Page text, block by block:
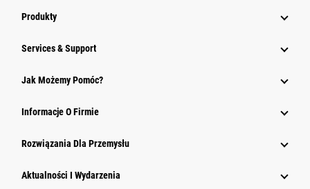
Produkty
Services & Support
Jak Możemy Pomóc?
Informacje O Firmie
Rozwiązania Dla Przemysłu
Aktualności I Wydarzenia